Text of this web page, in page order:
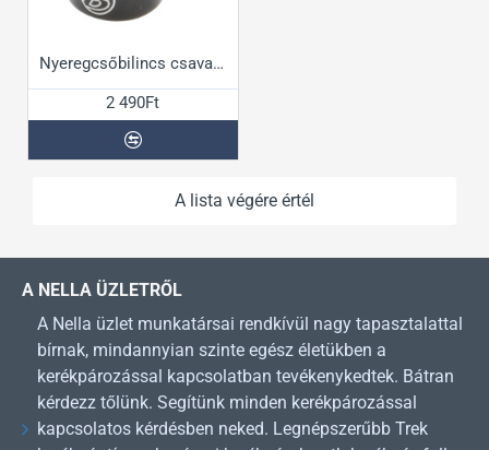
Nyeregcsőbilincs csavaros csomagtartó rögzítő szemmel
2 490Ft
A lista végére értél
A NELLA ÜZLETRŐL
A Nella üzlet munkatársai rendkívül nagy tapasztalattal
bírnak, mindannyian szinte egész életükben a
kerékpározással kapcsolatban tevékenykedtek. Bátran
kérdezz tőlünk. Segítünk minden kerékpározással
kapcsolatos kérdésben neked. Legnépszerűbb Trek